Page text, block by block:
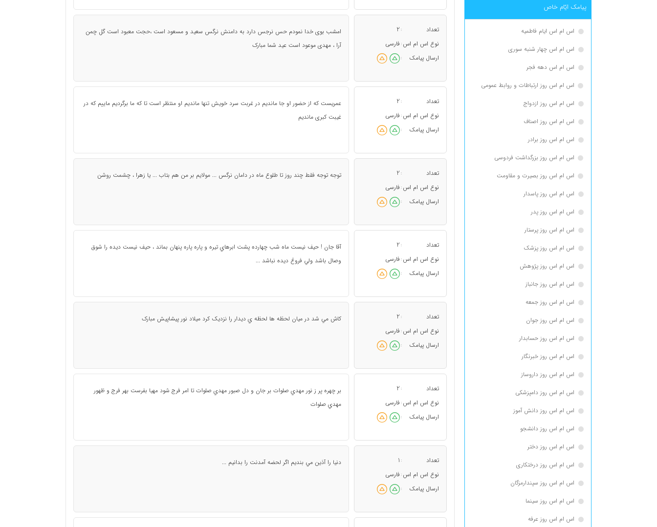
پیامک ايّام خاص
اس ام اس ایام فاطمیه
اس ام اس چهار شنبه سوری
اس ام اس دهه فجر
اس ام اس روز ارتباطات و روابط عمومی
اس ام اس روز ازدواج
اس ام اس روز اصناف
اس ام اس روز برادر
اس ام اس روز بزرگداشت فردوسی
اس ام اس روز بصیرت و مقاومت
اس ام اس روز پاسدار
اس ام اس روز پدر
اس ام اس روز پرستار
اس ام اس روز پزشک
اس ام اس روز پژوهش
اس ام اس روز جانباز
اس ام اس روز جمعه
اس ام اس روز جوان
اس ام اس روز حسابدار
اس ام اس روز خبرنگار
اس ام اس روز داروساز
اس ام اس روز دامپزشکی
اس ام اس روز دانش آموز
اس ام اس روز دانشجو
اس ام اس روز دختر
اس ام اس روز درختکاری
اس ام اس روز سپندارمزگان
اس ام اس روز سینما
اس ام اس روز عرفه
تعداد :
2
نوع اس ام اس : فارسی
ارسال پیامک
:
امشب بوی خدا نمودم حس نرجس دارد به دامنش نرگس سعید و مسعود است ،حجت معبود است گل چمن
آرا ، مهدی موعود است عید شما مبارک
تعداد :
2
نوع اس ام اس : فارسی
ارسال پیامک
:
عمریست که از حضور او جا ماندیم در غربت سرد خویش تنها ماندیم او منتظر است تا که ما برگردیم ماییم که در
غیبت کبری ماندیم
تعداد :
2
نوع اس ام اس : فارسی
ارسال پیامک
:
توجه توجه فقط چند روز تا طلوع ماه در دامان نرگس ... مولایم بر من هم بتاب ... یا زهرا ، چشمت روشن
تعداد :
2
نوع اس ام اس : فارسی
ارسال پیامک
:
آقا جان ! حيف نيست ماه شب چهارده پشت ابرهاي تيره و پاره پاره پنهان بماند ، حيف نيست ديده را شوق
وصال باشد ولي فروغ ديده نباشد ...
تعداد :
2
نوع اس ام اس : فارسی
ارسال پیامک
:
کاش مي شد در ميان لحظه ها لحظه ي ديدار را نزديک کرد ميلاد نور پيشاپيش مبارک
تعداد :
2
نوع اس ام اس : فارسی
ارسال پیامک
:
بر چهره پر ز نور مهدي صلوات بر جان و دل صبور مهدي صلوات تا امر فرج شود مهيا بفرست بهر فرج و ظهور
مهدي صلوات
تعداد :
1
نوع اس ام اس : فارسی
ارسال پیامک
:
دنيا را آذين مي بنديم اگر لحضه آمدنت را بدانيم ...